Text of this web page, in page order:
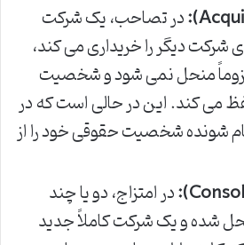
در تصاحب، یک شرکت
شرکت دیگر را خریداری می کند،
منحل نمی شود و شخصیت
می کند. این در حالی است که در
شونده شخصیت حقوقی خود را از
در امتزاج، دو یا چند
شده و یک شرکت کاملاً جدید